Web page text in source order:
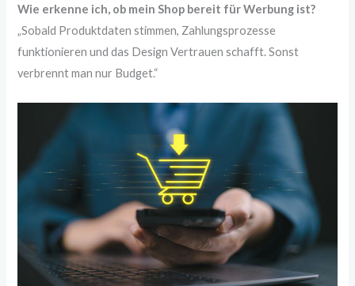
Wie erkenne ich, ob mein Shop bereit für Werbung ist?
„Sobald Produktdaten stimmen, Zahlungsprozesse
funktionieren und das Design Vertrauen schafft. Sonst
verbrennt man nur Budget.“